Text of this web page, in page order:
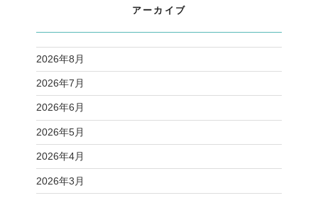
アーカイブ
2026年8月
2026年7月
2026年6月
2026年5月
2026年4月
2026年3月